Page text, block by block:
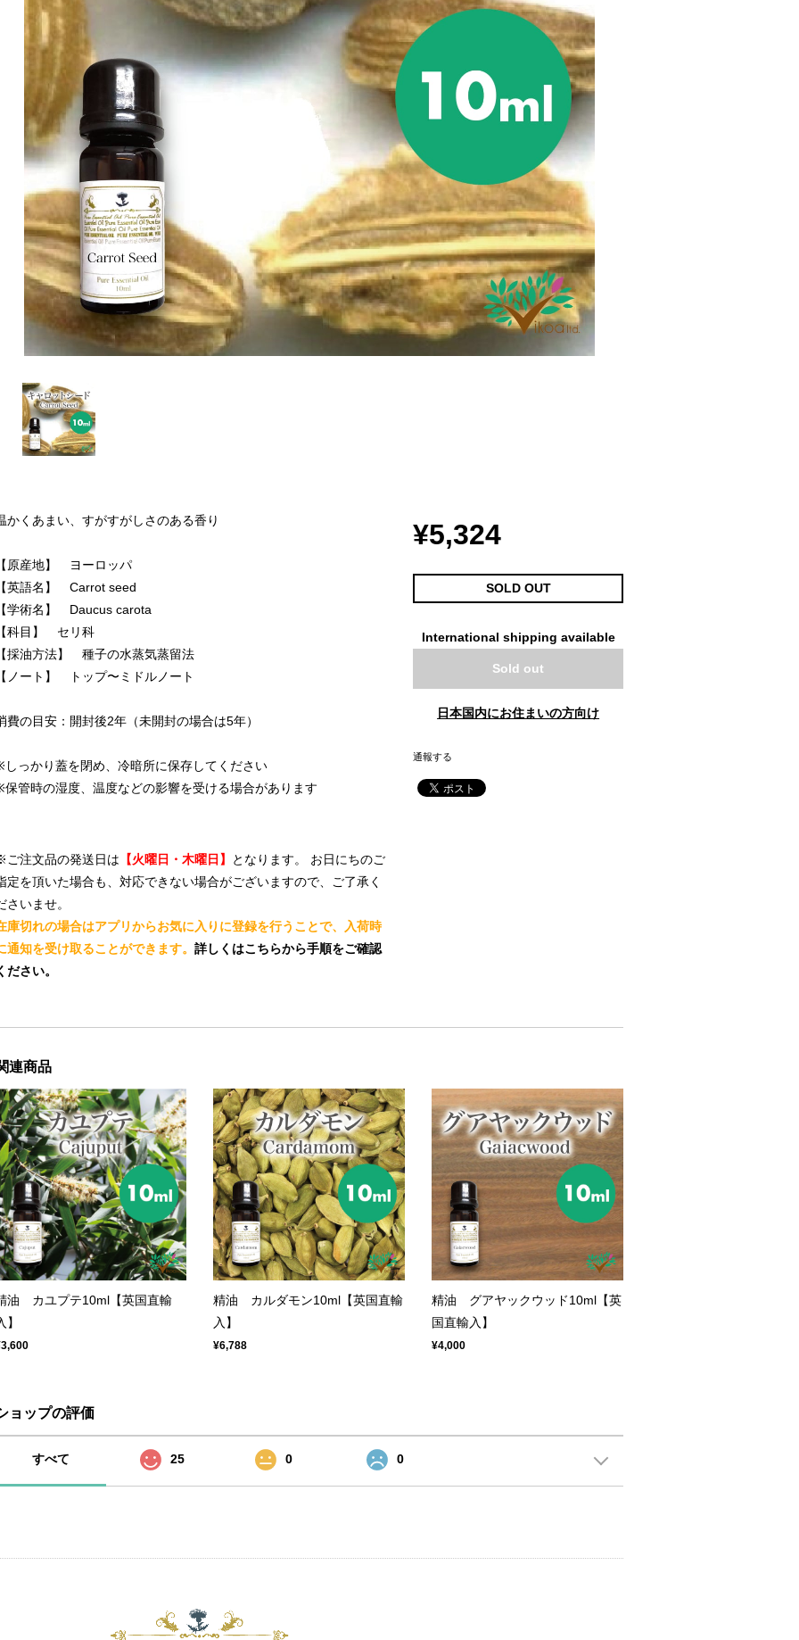
かくあまい、すがすがしさのある香り
原産地】 ヨーロッパ
英語名】 Carrot seed
学術名】 Daucus carota
科目】 セリ科
採油方法】 種子の水蒸気蒸留法
ノート】 トップ〜ミドルノート
費の目安：開封後2年（未開封の場合は5年）
っかり蓋を閉め、冷暗所に保存してください
管時の湿度、温度などの影響を受ける場合があります
注文品の発送日は 【火曜日・木曜日】
となります。 お日にちのご
定を頂いた場合も、対応できない場合がございますので、ご了承く
さいませ。
庫切れの場合はアプリからお気に入りに登録を行うことで、入荷時
通知を受け取ることができます。 詳しくはこちらから手順をご確認
ださい。
¥5,324
SOLD OUT
International shipping available
Sold out
日本国内にお住まいの方向け
通報する
連商品
油 カユプテ10ml【英国直輸
】
精油 カルダモン10ml【英国直輸
入】
¥6,788
精油 グアヤックウッド10ml【英
国直輸入】
¥4,000
ョップの評価
すべて 25 0 0